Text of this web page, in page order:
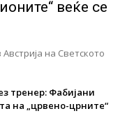
веќе се
на Светското
тренер: Фабијани
на „црвено-црните“